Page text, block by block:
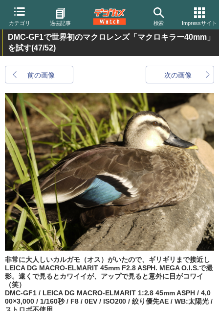
カテゴリ 過去記事 検索 Impressサイト
DMC-GF1で世界初のマクロレンズ「マクロキラー40mm」
を試す(47/52)
前の画像 次の画像
非常に大人しいカルガモ（オス）がいたので、ギリギリまで接近し
LEICA DG MACRO-ELMARIT 45mm F2.8 ASPH. MEGA O.I.S.で撮
影。遠くで見るとカワイイが、アップで見ると意外に目がコワイ
（笑）
DMC-GF1 / LEICA DG MACRO-ELMARIT 1:2.8 45mm ASPH / 4,0
00×3,000 / 1/160秒 / F8 / 0EV / ISO200 / 絞り優先AE / WB:太陽光 /